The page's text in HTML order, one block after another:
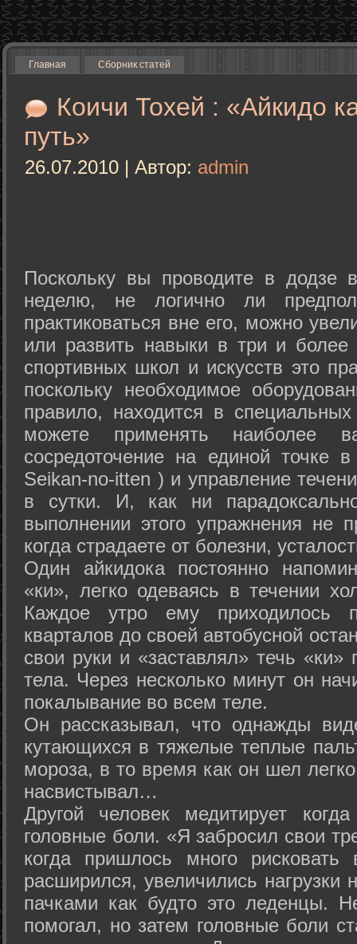
Главная Сборник статей
Коичи Тохей : «Айкидо
путь»
26.07.2010 | Автор: admin
Поскольку вы проводите в додзе
неделю, не логично ли
практиковаться вне его, можно
или развить навыки в три и
спортивных школ и искусств это
поскольку необходимое
правило, находится в
можете применять наиболее
сосредоточение на единой точке
Seikan-­no-­itten ) и управление
в сутки. И, как ни
выполнении этого упражнения не
когда страдаете от болезни,
Один айкидока постоянно
«ки», легко одеваясь в течении
Каждое утро ему приходилось
кварталов до своей автобусной
свои руки и «заставлял» течь «ки»
тела. Через несколько минут он
покалывание во всем теле.
Он рассказывал, что однажды
кутающихся в тяжелые теплые
мороза, в то время как он шел
насвистывал…
Другой человек медитирует
головные боли. «Я забросил свои
когда пришлось много
расширился, увеличились нагрузки
пачками как будто это леденцы.
помогал, но затем головные боли